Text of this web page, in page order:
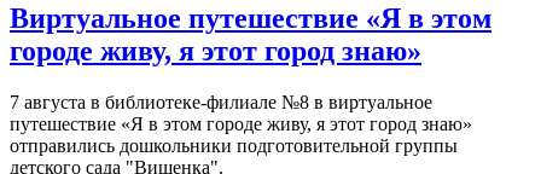
Виртуальное путешествие «Я в этом
городе живу, я этот город знаю»
7 августа в библиотеке-филиале №8 в виртуальное
путешествие «Я в этом городе живу, я этот город знаю»
отправились дошкольники подготовительной группы
детского сада "Вишенка".